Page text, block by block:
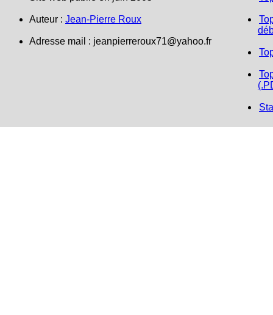
Auteur : Jean-Pierre Roux
Adresse mail : jeanpierreroux71@yahoo.fr